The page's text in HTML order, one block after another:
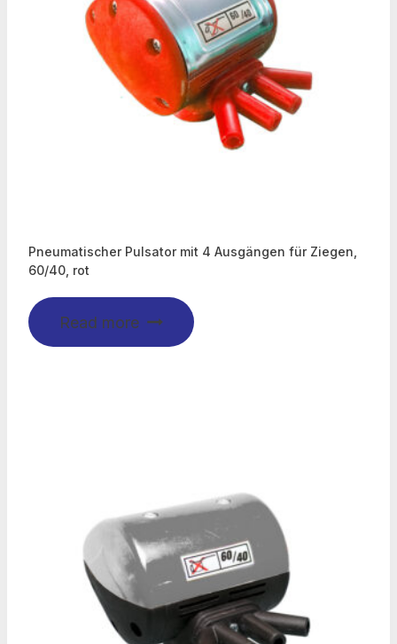
Pneumatischer Pulsator mit 4 Ausgängen für Ziegen,
60/40, rot
Read more